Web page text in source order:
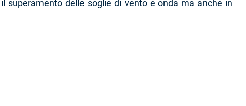
delle soglie di vento e onda ma anche in